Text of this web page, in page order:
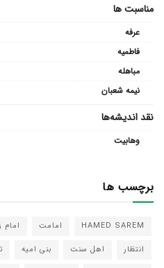
مناسبت ها
عرفه
فاطمیه
مباهله
نیمه شعبان
نقد اندیشه‌ها
وهابیت
برچسب ها
HAMED SAREM امامت امام
انتظار
اهل سنت بنی امیه